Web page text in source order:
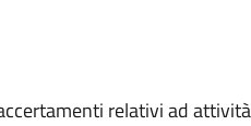
relativi ad